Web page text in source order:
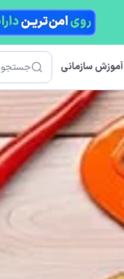
آموزش سازمانی جستجو